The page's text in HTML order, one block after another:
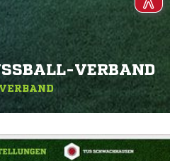
VERBAND